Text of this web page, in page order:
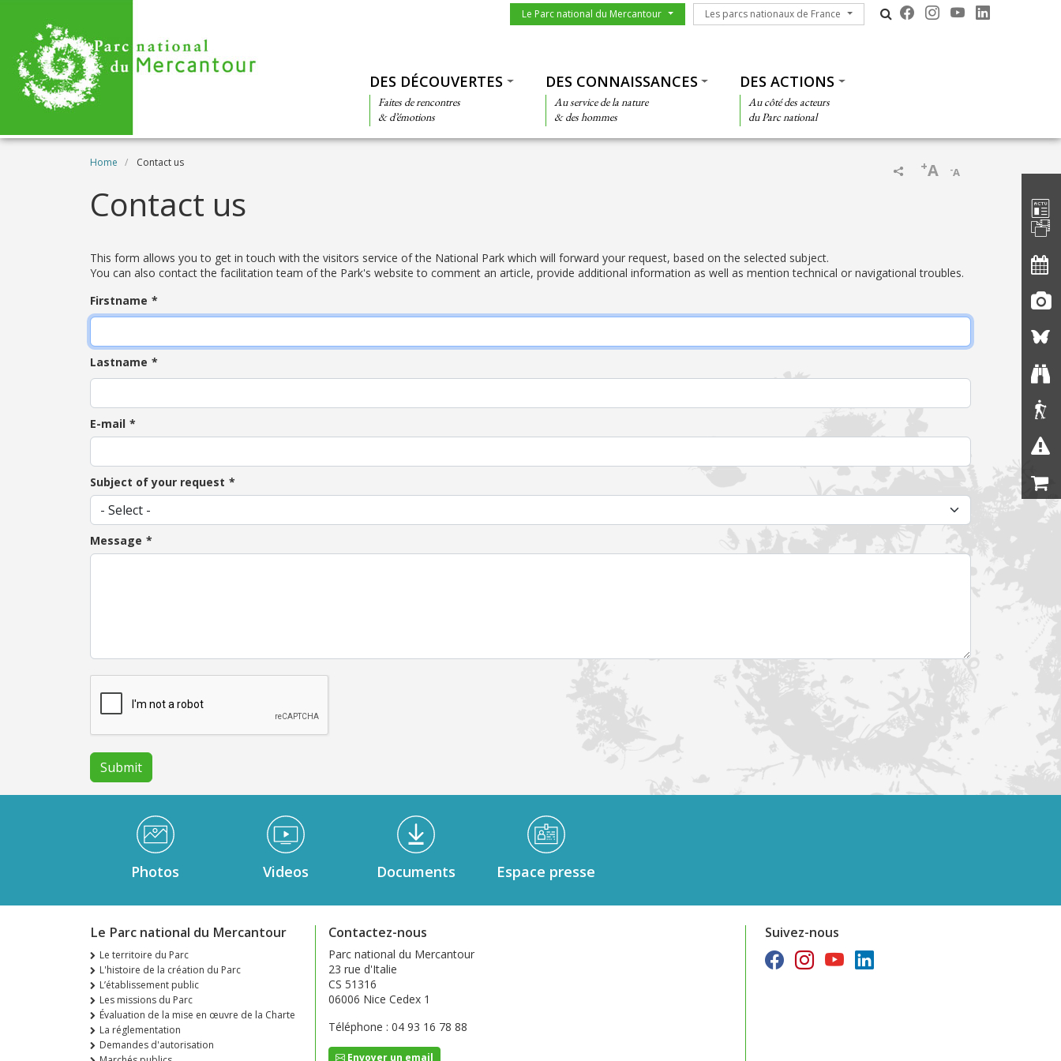
Menu du parc
Le Parc national du Mercantour Les parcs nationaux de France
Les parcs nationaux de France
DES DÉCOUVERTES
Faites de rencontres
& d’émotions
DES CONNAISSANCES
Au service de la nature
& des hommes
DES ACTIONS
Au côté des acteurs
du Parc national
Breadcrumb
Home Contact us
-A
+A
Contact us
This form allows you to get in touch with the visitors service of the National Park which will forward your request, based on the selected subject.
You can also contact the facilitation team of the Park's website to comment an article, provide additional information as well as mention technical or navigational troubles.
Firstname
Lastname
E-mail
Subject of your request
Message
Médiathèque Footer
Photos Videos Documents Espace presse
Le Parc national du Mercantour
Le territoire du Parc
L'histoire de la création du Parc
L’établissement public
Les missions du Parc
Évaluation de la mise en œuvre de la Charte
La réglementation
Demandes d'autorisation
Contactez-nous
Parc national du Mercantour
23 rue d'Italie
CS 51316
06006 Nice Cedex 1
Téléphone : 04 93 16 78 88
Envoyer un email
Suivez-nous